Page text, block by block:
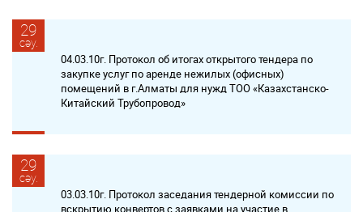
29
сәу.
04.03.10г. Протокол об итогах открытого тендера по
закупке услуг по аренде нежилых (офисных)
помещений в г.Алматы для нужд ТОО «Казахстанско-
Китайский Трубопровод»
29
сәу.
03.03.10г. Протокол заседания тендерной комиссии по
вскрытию конвертов с заявками на участие в